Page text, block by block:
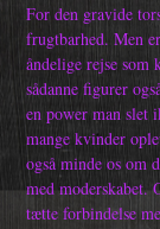
For den gravide
frugtbarhed. Men
åndelige rejse som
sådanne figurer
en power man slet
mange kvinder
også minde os om
med
tætte forbindelse